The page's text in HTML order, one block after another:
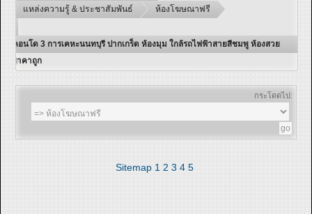
แหล่งความรู้ & ประชาสัมพันธ์
ห้องโฆษณาฟรี
คอนโด 3 การเคหะนนทบุรี ปากเกร็ด ห้องมุม ใกล้รถไฟฟ้าสายสีชมพู ห้องสวย
ราคาถูก
กระโดดไป:
Sitemap 1 2 3 4 5